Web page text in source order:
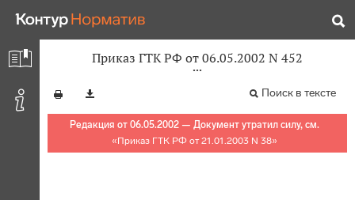
Приказ ГТК РФ от 06.05.2002 N 452
Поиск в тексте
Редакция от 06.05.2002 — Документ утратил силу, см.
«Приказ ГТК РФ от 21.01.2003 N 38»